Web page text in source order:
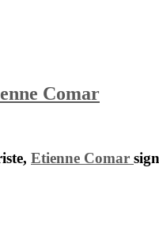
Comar
Etienne Comar